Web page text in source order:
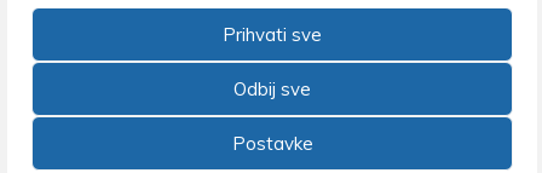
Prihvati sve
Odbij sve
Postavke
Adresa: Florijana Andrašeca 18A / VI kat • 10 000
+385 1 4847 337 •Email: